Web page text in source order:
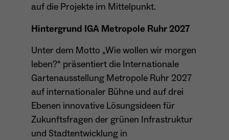
Laufzeit
Webseite wieder gelöscht
Zweck
PHPs Standard Sitzungs-Identifikation
(Formulare).
Name be_typo_user
Anbieter TYPO3
Zweck
Besuchers.
Anbieter Matomo
Laufzeit 30 Minuten
Zweck
Speichert vorübergehend Daten der
aktuellen Sitzung.
Name googtrans
Anbieter GTranslate Inc.
Laufzeit 1 Jahr
Zweck
Speichert die vom Nutzer gewählte Sprache
für die automatische Übersetzung der
Website.
Cookie-Informationen anzeigen
auf die Projekte im Mittelpunkt.
Hintergrund IGA Metropole Ruhr 2027
Unter dem Motto „Wie wollen wir morgen
leben?“ präsentiert die Internationale
Gartenausstellung Metropole Ruhr 2027
auf internationaler Bühne und auf drei
Ebenen innovative Lösungsideen für
Zukunftsfragen der grünen Infrastruktur
und Stadtentwicklung in